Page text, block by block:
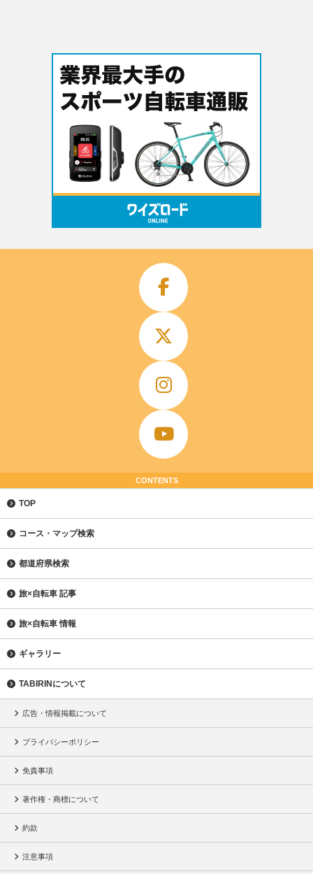
CONTENTS
TOP
コース・マップ検索
都道府県検索
旅×自転車 記事
旅×自転車 情報
ギャラリー
TABIRINについて
広告・情報掲載について
プライバシーポリシー
免責事項
著作権・商標について
約款
注意事項